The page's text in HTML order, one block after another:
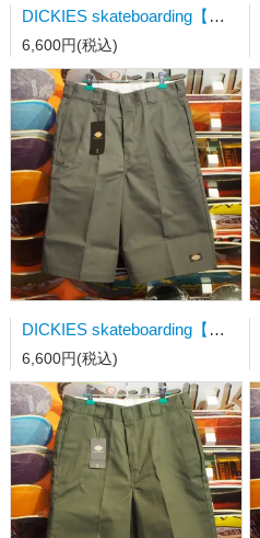
DICKIES skateboarding【ディッキーズエスビー】 LOOSE FIT 13''TWILL WORK SHORT カーキ 32インチ
6,600円(税込)
DICKIES skateboarding【ディッキーズエスビー】 LOOSE FIT 13''TWILL WORK SHORT チャコールグレー 32インチ
6,600円(税込)